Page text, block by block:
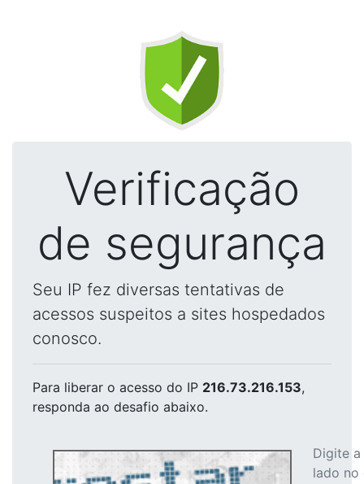
Verificação
de segurança
Seu IP fez diversas tentativas de
acessos suspeitos a sites hospedados
conosco.
Para liberar o acesso do IP 216.73.216.153,
responda ao desafio abaixo.
Digite
lado no